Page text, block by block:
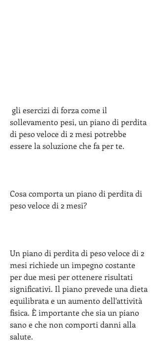
sollevamento pesi, un piano di perdita
di peso veloce di 2 mesi potrebbe
essere la soluzione che fa per te.
Cosa comporta un piano di perdita di
peso veloce di 2 mesi?
Un piano di perdita di peso veloce di 2
mesi richiede un impegno costante
per due mesi per ottenere risultati
significativi. Il piano prevede una dieta
equilibrata e un aumento dell'attività
fisica. È importante che sia un piano
sano e che non comporti danni alla
salute.